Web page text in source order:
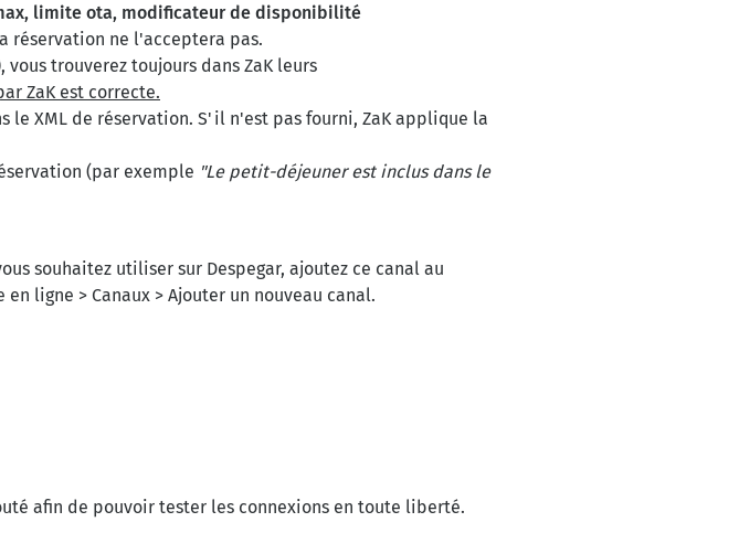
limite ota, modificateur de disponibilité
réservation ne l'acceptera pas.
trouverez toujours dans ZaK leurs
ZaK est correcte.
le XML de réservation. S'il n'est pas fourni, ZaK applique la
(par exemple "Le petit-déjeuner est inclus dans le
souhaitez utiliser sur Despegar, ajoutez ce canal au
ligne > Canaux > Ajouter un nouveau canal.
afin de pouvoir tester les connexions en toute liberté.